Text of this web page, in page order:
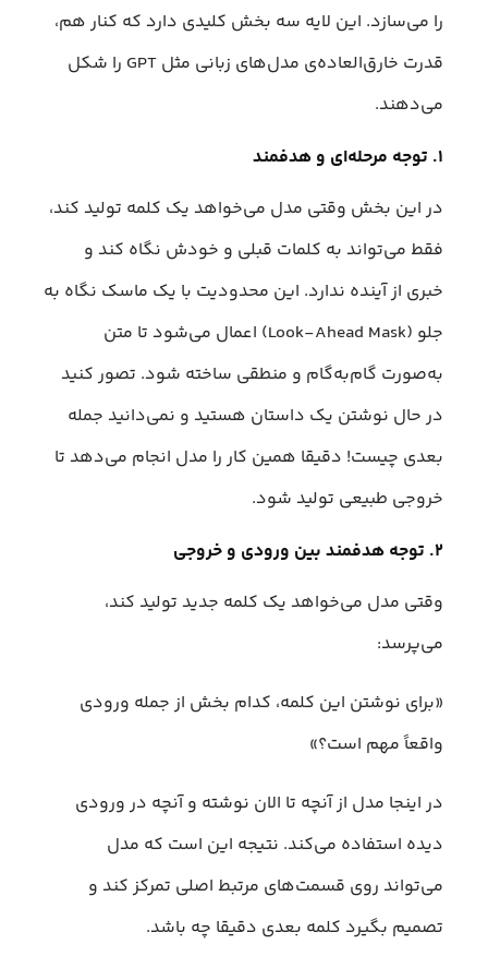
را می‌سازد. این لایه سه بخش کلیدی دارد که کنار هم،
قدرت خارق‌العاده‌ی مدل‌های زبانی مثل GPT را شکل
می‌دهند.
۱. توجه مرحله‌ای و هدفمند
در این بخش وقتی مدل می‌خواهد یک کلمه تولید کند،
فقط می‌تواند به کلمات قبلی و خودش نگاه کند و
خبری از آینده ندارد. این محدودیت با یک ماسک نگاه به
جلو (Look-Ahead Mask) اعمال می‌شود تا متن
به‌صورت گام‌به‌گام و منطقی ساخته شود. تصور کنید
در حال نوشتن یک داستان هستید و نمی‌دانید جمله
بعدی چیست! دقیقا همین کار را مدل انجام می‌دهد تا
خروجی طبیعی تولید شود.
۲. توجه هدفمند بین ورودی و خروجی
وقتی مدل می‌خواهد یک کلمه جدید تولید کند،
می‌پرسد:
«برای نوشتن این کلمه، کدام بخش از جمله ورودی
واقعاً مهم است؟»
در اینجا مدل از آنچه تا الان نوشته و آنچه در ورودی
دیده استفاده می‌کند. نتیجه این است که مدل
می‌تواند روی قسمت‌های مرتبط اصلی تمرکز کند و
تصمیم بگیرد کلمه بعدی دقیقا چه باشد.